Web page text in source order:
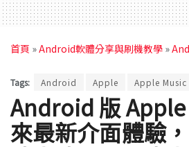
首頁 »Android軟體分享與刷機教學 »
Tags: Android Apple Apple Music
Android 版
來最新介面體驗